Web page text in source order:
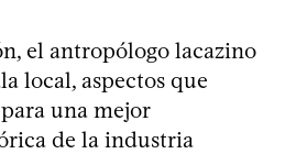
el antropólogo lacazino
local, aspectos que
una mejor
de la industria